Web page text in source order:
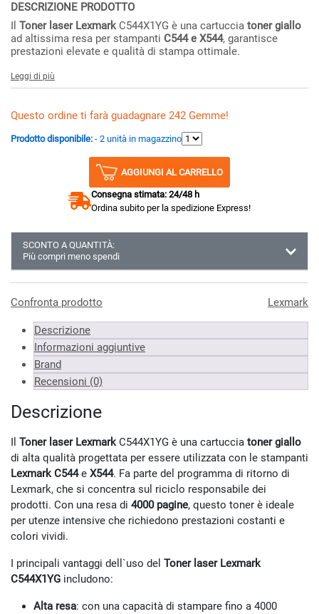
DESCRIZIONE PRODOTTO
Il Toner laser LexmarkC544X1YG è una cartuccia toner giallo
ad altissima resa per stampanti C544 e X544, garantisce
prestazioni elevate e qualità di stampa ottimale.
Leggi di più
Questo ordine ti farà guadagnare 242 Gemme!
Prodotto disponibile: - 2 unità in magazzino
AGGIUNGI AL CARRELLO
Consegna stimata: 24/48 h
Ordina subito per la spedizione Express!
SCONTO A QUANTITÀ:
Più compri meno spendi
Almeno 6 unità
234.91 €
*Prezzi IVA inclusa
Confronta prodotto Lexmark
Descrizione
Informazioni aggiuntive
Brand
Recensioni (0)
Descrizione
Il Toner laser LexmarkC544X1YG è una cartuccia toner giallo
di alta qualità progettata per essere utilizzata con le stampanti
Lexmark C544e X544. Fa parte del programma di ritorno di
Lexmark, che si concentra sul riciclo responsabile dei
prodotti. Con una resa di 4000 pagine, questo toner è ideale
per utenze intensive che richiedono prestazioni costanti e
colori vividi.
I principali vantaggi dell`uso del Toner laser Lexmark
C544X1YG includono:
Alta resa: con una capacità di stampare fino a 4000